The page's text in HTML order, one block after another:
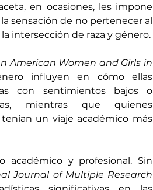
en ocasiones, les impone
sensación de no pertenecer al
intersección de raza y género.
American Women and Girls in
influyen en cómo ellas
con sentimientos bajos o
mientras que quienes
un viaje académico más
académico y profesional. Sin
Journal of Multiple Research